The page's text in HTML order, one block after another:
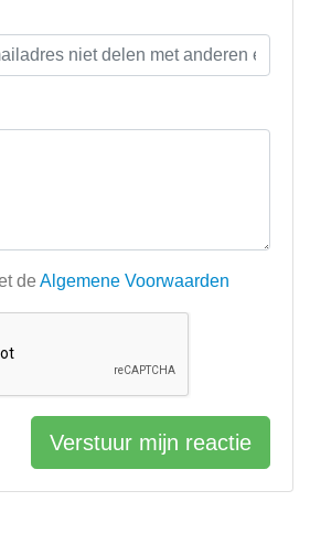
de Algemene Voorwaarden
Verstuur mijn reactie